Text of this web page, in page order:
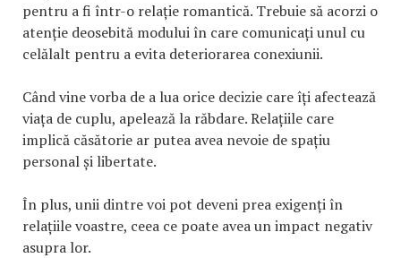
pentru a fi într-o relație romantică. Trebuie să acorzi o
atenție deosebită modului în care comunicați unul cu
celălalt pentru a evita deteriorarea conexiunii.
Când vine vorba de a lua orice decizie care îți afectează
viața de cuplu, apelează la răbdare. Relațiile care
implică căsătorie ar putea avea nevoie de spațiu
personal și libertate.
În plus, unii dintre voi pot deveni prea exigenți în
relațiile voastre, ceea ce poate avea un impact negativ
asupra lor.